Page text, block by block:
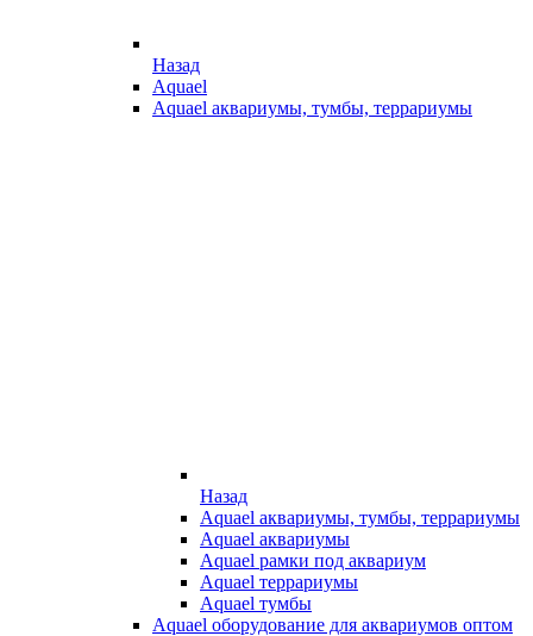
Назад
Aquael
Aquael аквариумы, тумбы, террариумы
Назад
Aquael аквариумы, тумбы, террариумы
Aquael аквариумы
Aquael рамки под аквариум
Aquael террариумы
Aquael тумбы
Aquael оборудование для аквариумов оптом